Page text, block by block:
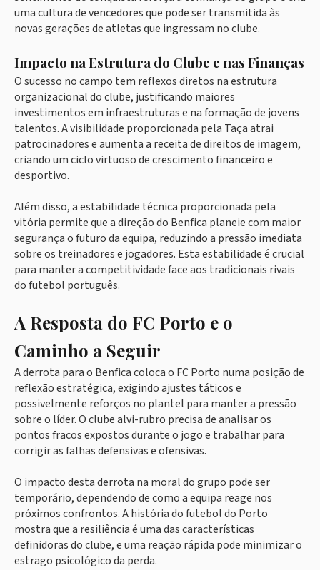
uma cultura de vencedores que pode ser transmitida às
novas gerações de atletas que ingressam no clube.
Impacto na Estrutura do Clube e nas Finanças
O sucesso no campo tem reflexos diretos na estrutura
organizacional do clube, justificando maiores
investimentos em infraestruturas e na formação de jovens
talentos. A visibilidade proporcionada pela Taça atrai
patrocinadores e aumenta a receita de direitos de imagem,
criando um ciclo virtuoso de crescimento financeiro e
desportivo.
Além disso, a estabilidade técnica proporcionada pela
vitória permite que a direção do Benfica planeie com maior
segurança o futuro da equipa, reduzindo a pressão imediata
sobre os treinadores e jogadores. Esta estabilidade é crucial
para manter a competitividade face aos tradicionais rivais
do futebol português.
A Resposta do FC Porto e o
Caminho a Seguir
A derrota para o Benfica coloca o FC Porto numa posição de
reflexão estratégica, exigindo ajustes táticos e
possivelmente reforços no plantel para manter a pressão
sobre o líder. O clube alvi-rubro precisa de analisar os
pontos fracos expostos durante o jogo e trabalhar para
corrigir as falhas defensivas e ofensivas.
O impacto desta derrota na moral do grupo pode ser
temporário, dependendo de como a equipa reage nos
próximos confrontos. A história do futebol do Porto
mostra que a resiliência é uma das características
definidoras do clube, e uma reação rápida pode minimizar o
estrago psicológico da perda.